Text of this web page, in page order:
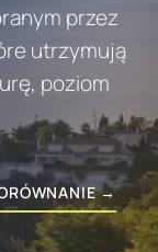
przez
utrzymują
poziom
→